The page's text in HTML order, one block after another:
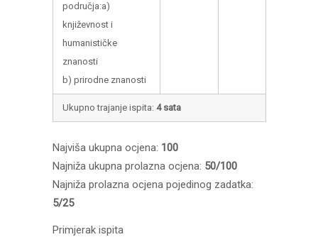
područja:a)
književnost i
humanističke
znanosti
b) prirodne znanosti
Ukupno trajanje ispita: 4 sata
Najviša ukupna ocjena: 100
Najniža ukupna prolazna ocjena: 50/100
Najniža prolazna ocjena pojedinog zadatka:
5/25
Primjerak ispita